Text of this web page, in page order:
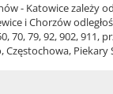
- Katowice zależy
i Chorzów
70, 79, 92, 902, 911,